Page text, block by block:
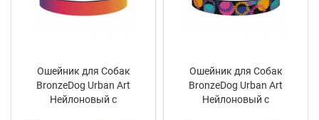
Ошейник для Собак
BronzeDog Urban Art
Нейлоновый с
Ошейник для Собак
BronzeDog Urban Art
Нейлоновый с